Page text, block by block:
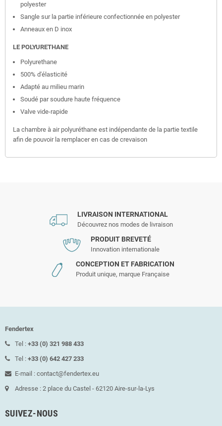
polyester
Sangle sur la partie inférieure confectionnée en polyester
Anneaux en D inox
LE POLYURETHANE
Polyurethane
500% d'élasticité
Adapté au milieu marin
Soudé par soudure haute fréquence
Valve vide-rapide
La chambre à air polyuréthane est indépendante de la partie textile
afin de pouvoir la remplacer en cas de crevaison
LIVRAISON INTERNATIONAL
Découvrez nos modes de livraison
PRODUIT BREVETÉ
Innovation internationale
CONCEPTION ET FABRICATION
Produit unique, marque Française
Fendertex
Tel : +33 (0) 321 988 433
Tel : +33 (0) 642 427 233
E-mail : contact@fendertex.eu
Adresse : 2 place du Castel - 62120 Aire-sur-la-Lys
SUIVEZ-NOUS